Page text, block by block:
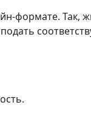
формате. Так,